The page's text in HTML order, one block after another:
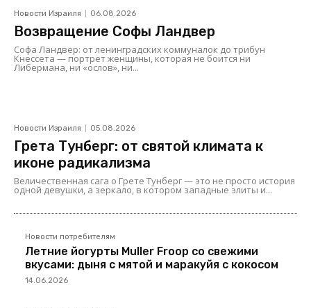
Новости Израиля 06.08.2026
Возвращение Софы Ландвер
Софа Ландвер: от ленинградских коммуналок до трибун
Кнессета — портрет женщины, которая не боится ни
Либермана, ни «ослов», ни...
Новости Израиля 05.08.2026
Грета Тунберг: от святой климата к
иконе радикализма
Величественная сага о Грете Тунберг — это не просто история
одной девушки, а зеркало, в котором западные элиты и...
Новости потребителям
Летние йогурты Muller Froop со свежими
вкусами: дыня с мятой и маракуйя с кокосом
14.06.2026